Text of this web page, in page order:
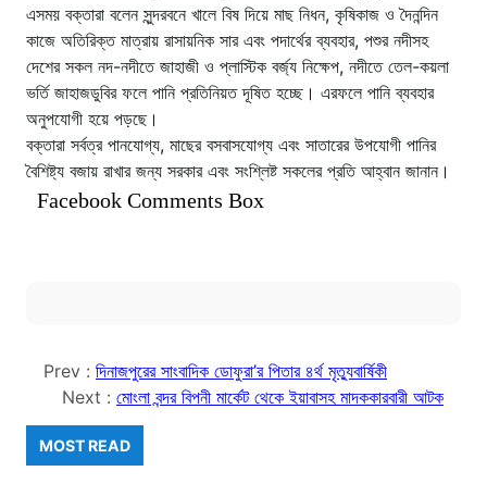
এসময় বক্তারা বলেন সুন্দরবনে খালে বিষ দিয়ে মাছ নিধন, কৃষিকাজ ও দৈনন্দিন
কাজে অতিরিক্ত মাত্রায় রাসায়নিক সার এবং পদার্থের ব্যবহার, পশুর নদীসহ
দেশের সকল নদ-নদীতে জাহাজী ও প্লাস্টিক বর্জ্য নিক্ষেপ, নদীতে তেল-কয়লা
ভর্তি জাহাজডুবির ফলে পানি প্রতিনিয়ত দূষিত হচ্ছে। এরফলে পানি ব্যবহার
অনুপযোগী হয়ে পড়ছে।
বক্তারা সর্বত্র পানযোগ্য, মাছের বসবাসযোগ্য এবং সাতারের উপযোগী পানির
বৈশিষ্ট্য বজায় রাখার জন্য সরকার এবং সংশ্লিষ্ট সকলের প্রতি আহ্বান জানান।
Facebook Comments Box
Prev : দিনাজপুরের সাংবাদিক ডোফুরা’র পিতার ৪র্থ মৃত্যুবার্ষিকী
Next : মোংলা বন্দর বিপনী মার্কেট থেকে ইয়াবাসহ মাদককারবারী আটক
MOST READ